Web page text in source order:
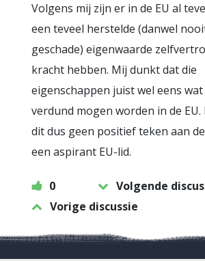
Volgens mij zijn er in de EU al
een teveel herstelde (danwel
geschade) eigenwaarde
kracht hebben. Mij dunkt dat die
eigenschappen juist wel eens
verdund mogen worden in de EU.
dit dus geen positief teken aan
een aspirant EU-lid.
0
Volgende
Vorige discussie